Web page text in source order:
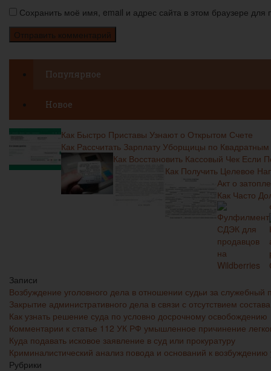
Сохранить моё имя, email и адрес сайта в этом браузере
Популярное
Новое
Как Быстро Приставы Узнают о Открытом Счете
Как Рассчитать Зарплату Уборщицы по
Как Восстановить Кассовый Чек Если
Как Получить Целевое
Акт о
Как Часто
Записи
Возбуждение уголовного дела в отношении судьи за служебный
Закрытие административного дела в связи с отсутствием
Как узнать решение суда по условно досрочному освобождению
Комментарии к статье 112 УК РФ умышленное причинение
Куда подавать исковое заявление в суд или прокуратуру
Криминалистический анализ повода и оснований к возбуждению
Рубрики